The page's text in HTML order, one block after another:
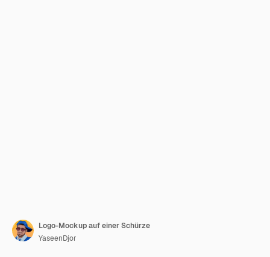
Logo-Mockup auf einer Schürze
YaseenDjor